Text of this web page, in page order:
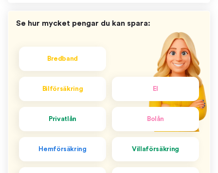
Se hur mycket pengar du kan spara:
Bredband
Bilförsäkring El
Privatlån Bolån
Hemförsäkring Villaförsäkring